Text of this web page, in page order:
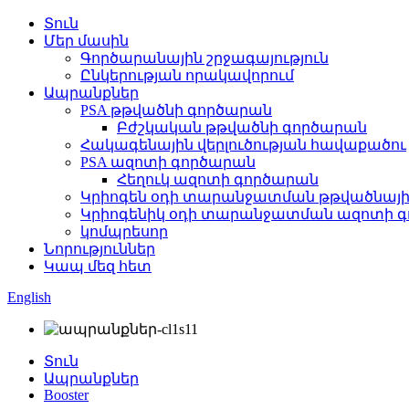
Տուն
Մեր մասին
Գործարանային շրջագայություն
Ընկերության որակավորում
Ապրանքներ
PSA թթվածնի գործարան
Բժշկական թթվածնի գործարան
Հակագենային վերլուծության հավաքածու
PSA ազոտի գործարան
Հեղուկ ազոտի գործարան
Կրիոգեն օդի տարանջատման
Կրիոգենիկ օդի տարանջատման ազոտի
կոմպրեսոր
Նորություններ
Կապ մեզ հետ
English
Տուն
Ապրանքներ
Booster